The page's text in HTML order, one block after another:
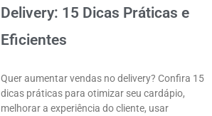
Delivery: 15 Dicas Práticas e
Eficientes
Quer aumentar vendas no delivery? Confira 15
dicas práticas para otimizar seu cardápio,
melhorar a experiência do cliente, usar